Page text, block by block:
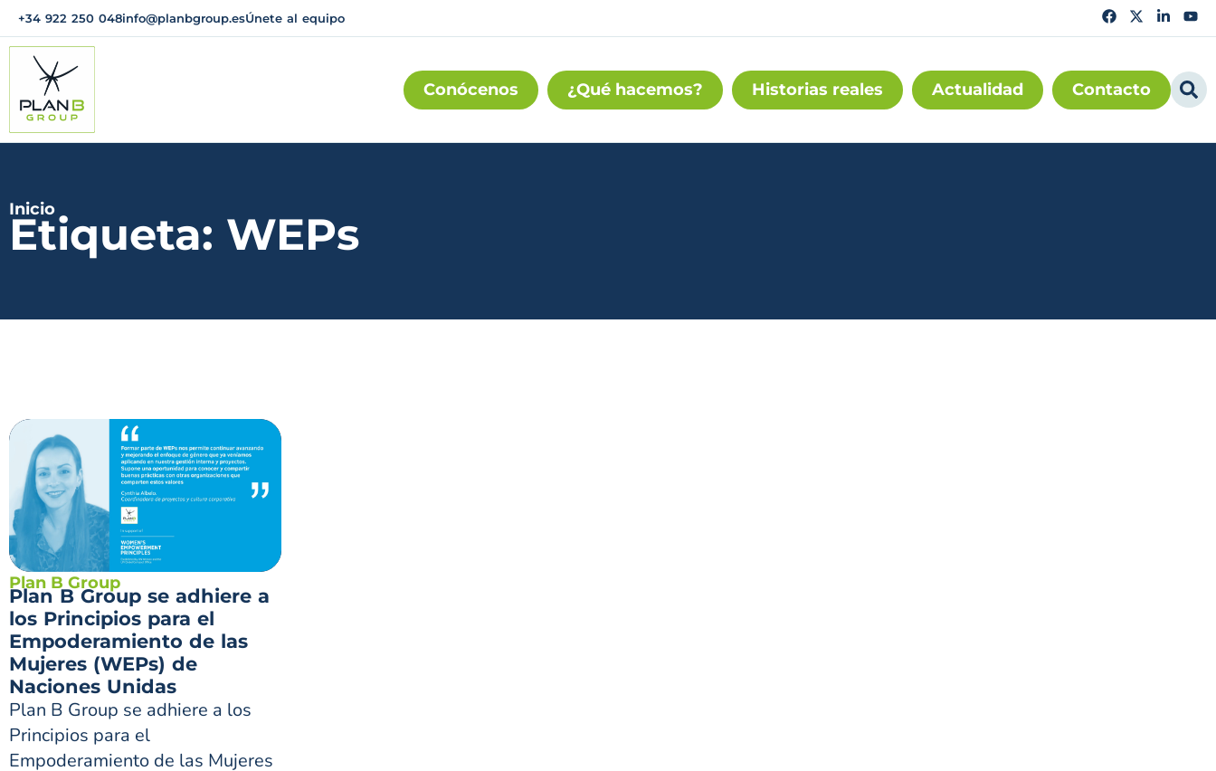
+34 922 250 048info@planbgroup.esÚnete al equipo
Conócenos ¿Qué hacemos? Historias reales Actualidad Contacto
Inicio
Etiqueta: WEPs
Plan B Group
Plan B Group se adhiere a
los Principios para el
Empoderamiento de las
Mujeres (WEPs) de
Naciones Unidas
Plan B Group se adhiere a los
Principios para el
Empoderamiento de las Mujeres